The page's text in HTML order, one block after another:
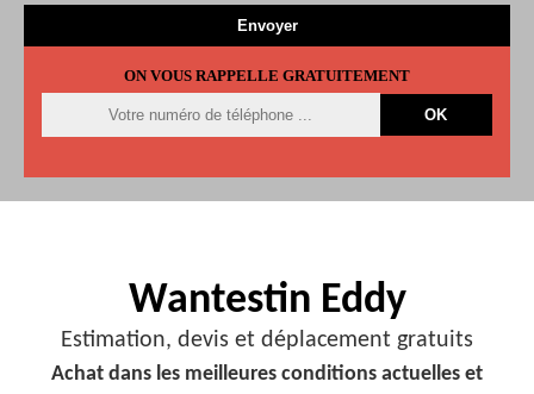
ON VOUS RAPPELLE GRATUITEMENT
Wantestin Eddy
Estimation, devis et déplacement gratuits
Achat dans les meilleures conditions actuelles et